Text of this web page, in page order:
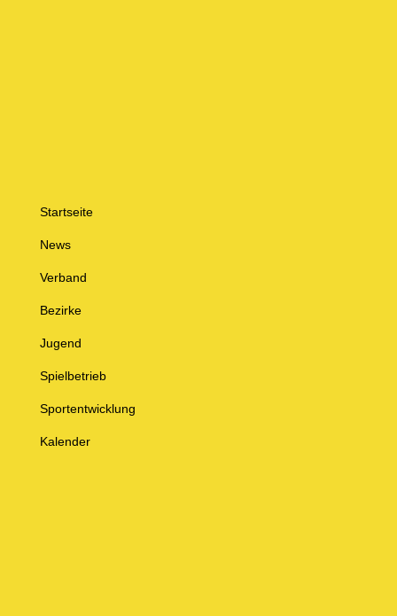
Startseite
News
Verband
Bezirke
Jugend
Spielbetrieb
Sportentwicklung
Kalender